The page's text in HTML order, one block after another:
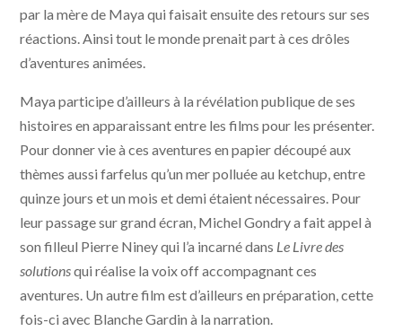
par la mère de Maya qui faisait ensuite des retours sur ses
réactions. Ainsi tout le monde prenait part à ces drôles
d’aventures animées.
Maya participe d’ailleurs à la révélation publique de ses
histoires en apparaissant entre les films pour les présenter.
Pour donner vie à ces aventures en papier découpé aux
thèmes aussi farfelus qu’un mer polluée au ketchup, entre
quinze jours et un mois et demi étaient nécessaires. Pour
leur passage sur grand écran, Michel Gondry a fait appel à
son filleul Pierre Niney qui l’a incarné dans Le Livre des
solutionsqui réalise la voix off accompagnant ces
aventures. Un autre film est d’ailleurs en préparation, cette
fois-ci avec Blanche Gardin à la narration.